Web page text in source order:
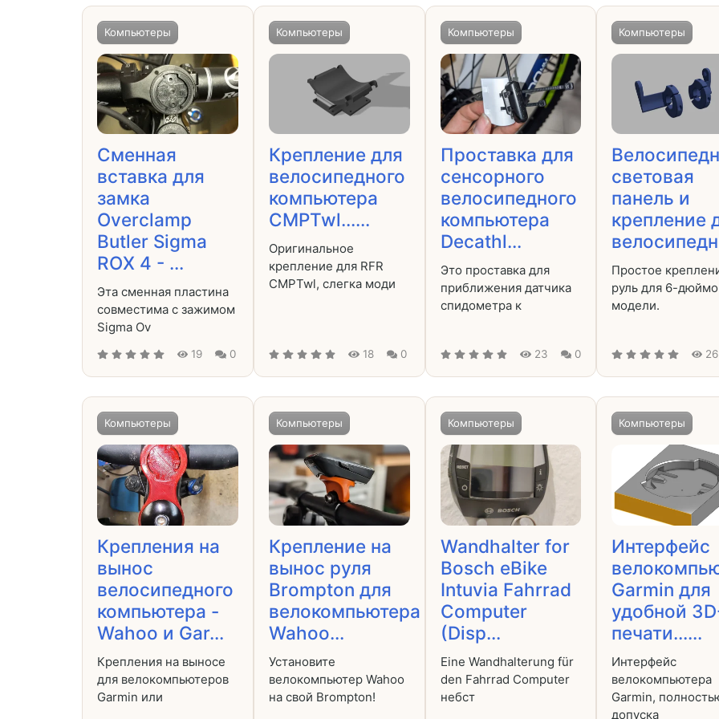
Компьютеры
Сменная
вставка для
замка
Overclamp
Butler Sigma
ROX 4 - ...
Эта сменная пластина
совместима с зажимом
Sigma Ov
19 0
Компьютеры
Крепление для
велосипедного
компьютера
CMPTwl......
Оригинальное
крепление для RFR
CMPTwl, слегка моди
18 0
Компьютеры
Проставка для
сенсорного
велосипедного
компьютера
Decathl...
Это проставка для
приближения датчика
спидометра к
23 0
Компьютеры
световая
панель и
крепление
Простое
руль для 6-
модели.
26
Компьютеры
Крепления на
вынос
велосипедного
компьютера -
Wahoo и Gar...
Крепления на выносе
для велокомпьютеров
Garmin или
Компьютеры
Крепление на
вынос руля
Brompton для
велокомпьютера
Wahoo...
Установите
велокомпьютер Wahoo
на свой Brompton!
Компьютеры
Wandhalter for
Bosch eBike
Intuvia Fahrrad
Computer
(Disp...
Eine Wandhalterung für
den Fahrrad Computer
небст
Компьютеры
Интерфейс
Garmin для
удобной
печати......
Интерфейс
велокомпьютера
Garmin,
допуска